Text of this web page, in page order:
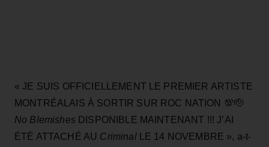
« JE SUIS OFFICIELLEMENT LE PREMIER ARTISTE
MONTRÉALAIS À SORTIR SUR ROC NATION 💯🫡
No Blemishes DISPONIBLE MAINTENANT !!! J’AI
ÉTÉ ATTACHÉ AU CriminalLE 14 NOVEMBRE », a-t-